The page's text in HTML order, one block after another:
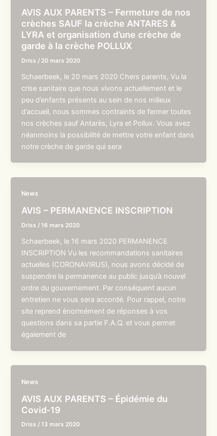
AVIS AUX PARENTS – Fermeture de nos
crèches SAUF la crèche ANTARES &
LYRA et organisation d’une crèche de
garde à la crèche POLLUX
Driss / 20 mars 2020
Schaerbeek, le 20 mars 2020 Chers parents, Vu la
crise sanitaire que nous vivons actuellement et le
peu d’enfants présents au sein de nos milieux
d’accueil, nous sommes contraints de fermer toutes
nos crèches sauf Antarès, Lyra et Pollux. Vous avez
néanmoins la possibilité de mettre votre enfant dans
notre crèche de garde qui sera
News
AVIS – PERMANENCE INSCRIPTION
Driss /16 mars 2020
Schaerbeek, le 16 mars 2020 PERMANENCE
INSCRIPTION Vu les recommandations sanitaires
actuelles (CORONAVIRUS), nous avons décidé de
suspendre la permanence au public jusqu’à nouvel
ordre du gouvernement. Par conséquent aucun
entretien ne vous sera accordé. Pour rappel, notre
site reprend énormément de réponses à vos
questions dans sa partie F.A.Q. et vous permet
également de
News
AVIS AUX PARENTS – Épidémie du
Covid-19
Driss /13 mars 2020